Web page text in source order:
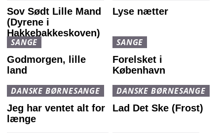
Sov Sødt Lille Mand
(Dyrene i
Hakkebakkeskoven)
Lyse nætter
SANGE
Godmorgen, lille
land
SANGE
Forelsket i
København
DANSKE BØRNESANGE
Jeg har ventet alt for
længe
DANSKE BØRNESANGE
Lad Det Ske (Frost)